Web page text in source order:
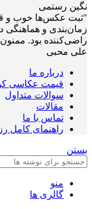
نگین رستمی
"ثبت عکس‌ها خوب و
زمان‌بندی و هماهنگی
راضی‌کننده بود. ممنون
علی محبی
درباره ما
قیمت عکاسی
سوالات متداول
مقالات
تماس با ما
راهنمای کامل
بستن
منو
گالری ها